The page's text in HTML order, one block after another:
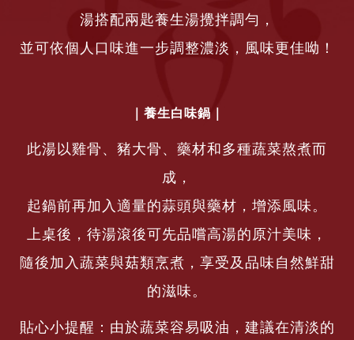
湯搭配兩匙養生湯攪拌調勻，
並可依個人口味進一步調整濃淡，風味更佳呦！
｜養生白味鍋｜
此湯以雞骨、豬大骨、藥材和多種蔬菜熬煮而
成，
起鍋前再加入適量的蒜頭與藥材，增添風味。
上桌後，待湯滾後可先品嚐高湯的原汁美味，
隨後加入蔬菜與菇類烹煮，享受及品味自然鮮甜
的滋味。
貼心小提醒：由於蔬菜容易吸油，建議在清淡的